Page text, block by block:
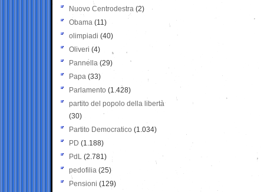
Nuovo Centrodestra (2)
Obama (11)
olimpiadi (40)
Oliveri (4)
Pannella (29)
Papa (33)
Parlamento (1.428)
partito del popolo della libertà
(30)
Partito Democratico (1.034)
PD (1.188)
PdL (2.781)
pedofilia (25)
Pensioni (129)